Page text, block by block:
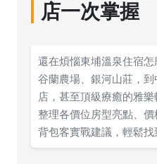
店一次掌握
還在煩惱東埔溫泉住宿
谷蘭農場、銀河山莊，
店，甚至頂級療癒的雅
整理各價位房型亮點、
背包客實戰建議，輕鬆找